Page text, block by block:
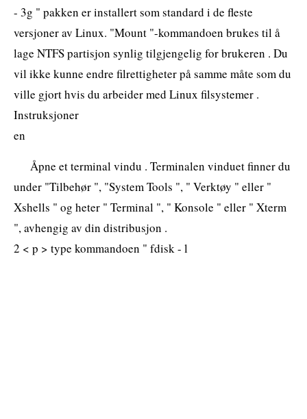
- 3g " pakken er installert som standard i de fleste
versjoner av Linux. "Mount "-kommandoen brukes til å
lage NTFS partisjon synlig tilgjengelig for brukeren . Du
vil ikke kunne endre filrettigheter på samme måte som du
ville gjort hvis du arbeider med Linux filsystemer .
Instruksjoner
en
Åpne et terminal vindu . Terminalen vinduet finner du
under "Tilbehør ", "System Tools ", " Verktøy " eller "
Xshells " og heter " Terminal ", " Konsole " eller " Xterm
", avhengig av din distribusjon .
2 < p > type kommandoen " fdisk - l